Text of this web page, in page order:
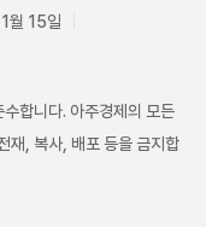
월 15일
합니다. 아주경제의 모든
재, 복사, 배포 등을 금지합